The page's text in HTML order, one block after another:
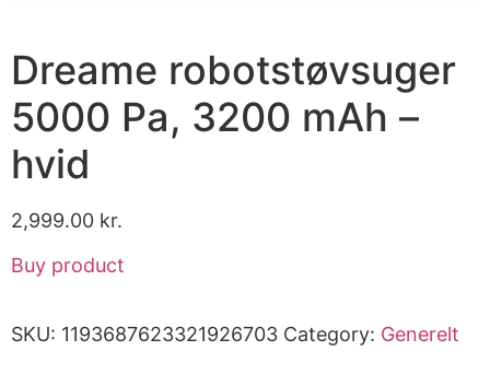
Dreame robotstøvsuger
5000 Pa, 3200 mAh –
hvid
2,999.00 kr.
Buy product
SKU: 1193687623321926703 Category: Generelt